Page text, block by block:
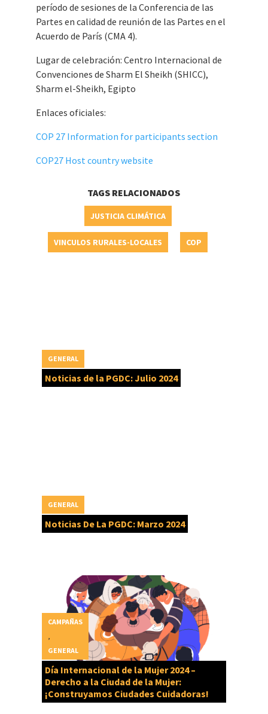
período de sesiones de la Conferencia de las
Partes en calidad de reunión de las Partes en el
Acuerdo de París (CMA 4).
Lugar de celebración: Centro Internacional de
Convenciones de Sharm El Sheikh (SHICC),
Sharm el-Sheikh, Egipto
Enlaces oficiales:
COP 27 Information for participants section
COP27 Host country website
TAGS RELACIONADOS
JUSTICIA CLIMÁTICA
VINCULOS RURALES-LOCALES COP
Noticias de la PGDC: Julio 2024
GENERAL
Noticias De La PGDC: Marzo 2024
GENERAL
Día Internacional de la Mujer 2024 –
Derecho a la Ciudad de la Mujer:
¡Construyamos Ciudades Cuidadoras!
CAMPAÑAS
GENERAL